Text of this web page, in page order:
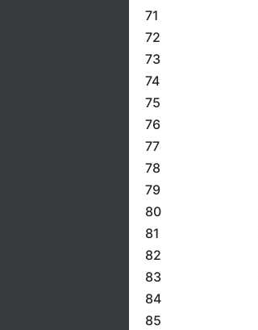
71
72
73
74
75
76
77
78
79
80
81
82
83
84
85